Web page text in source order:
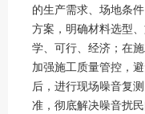
的生产需求、场地条
方案，明确材料选型
学、可行、经济；在
加强施工质量管控，
后，进行现场噪音复
准，彻底解决噪音扰